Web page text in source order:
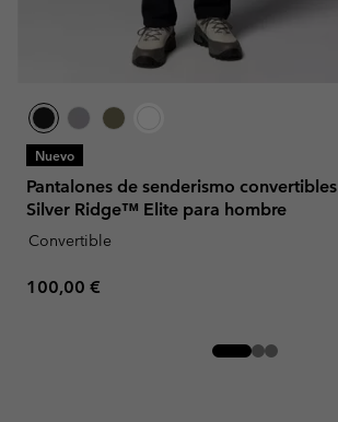
Nuevo
Pantalones de senderismo convertibles
Silver Ridge™ Elite para hombre
Convertible
Regular price:
100,00 €